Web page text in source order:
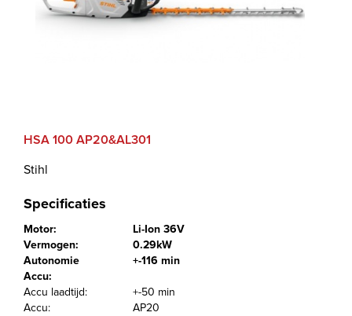
HSA 100 AP20&AL301
Stihl
Specificaties
Motor:
Li-Ion 36V
Vermogen:
0.29kW
Autonomie
Accu:
+-116 min
Accu laadtijd:
+-50 min
Accu:
AP20